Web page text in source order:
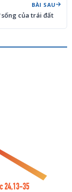
BÀI SAU
của trái đất